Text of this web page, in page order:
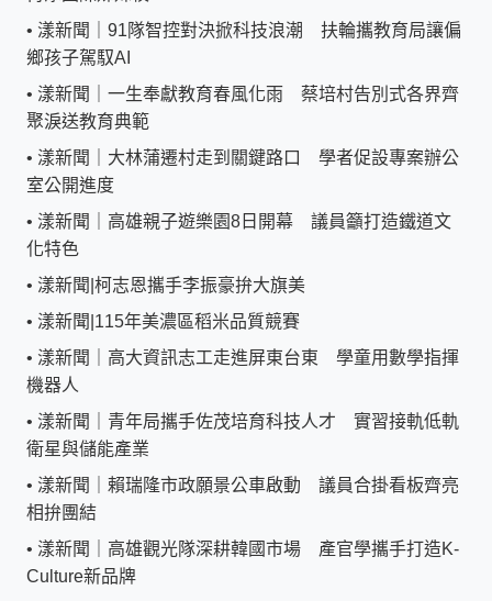
• 漾新聞｜91隊智控對決掀科技浪潮 扶輪攜教育局讓偏
鄉孩子駕馭AI
• 漾新聞｜一生奉獻教育春風化雨 蔡培村告別式各界齊
聚淚送教育典範
• 漾新聞｜大林蒲遷村走到關鍵路口 學者促設專案辦公
室公開進度
• 漾新聞｜高雄親子遊樂園8日開幕 議員籲打造鐵道文
化特色
• 漾新聞|柯志恩攜手李振豪拚大旗美
• 漾新聞|115年美濃區稻米品質競賽
• 漾新聞｜高大資訊志工走進屏東台東 學童用數學指揮
機器人
• 漾新聞｜青年局攜手佐茂培育科技人才 實習接軌低軌
衛星與儲能產業
• 漾新聞｜賴瑞隆市政願景公車啟動 議員合掛看板齊亮
相拚團結
• 漾新聞｜高雄觀光隊深耕韓國市場 產官學攜手打造K-
Culture新品牌